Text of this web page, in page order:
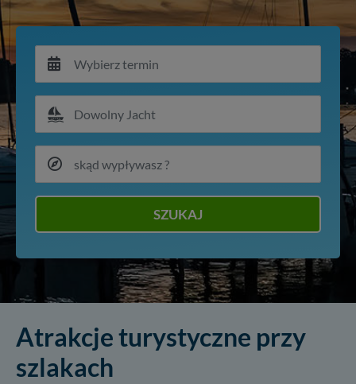
SZUKAJ
Atrakcje turystyczne przy
szlakach